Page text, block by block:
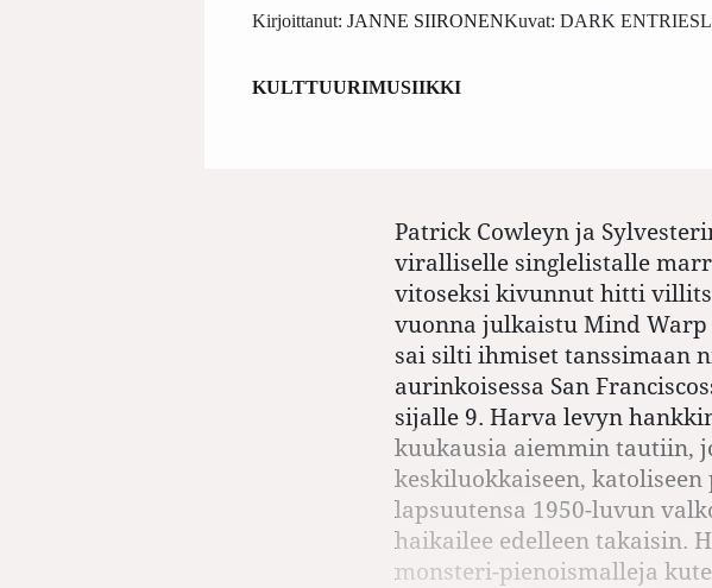
Kirjoittanut: JANNE SIIRONENKuvat: DARK ENTRIES
KULTTUURIMUSIIKKI
Patrick Cowleyn ja
viralliselle singlelistalle
vitoseksi kivunnut hitti
vuonna julkaistu Mind
sai silti ihmiset tanssimaan
aurinkoisessa San
sijalle 9. Harva levyn
kuukausia aiemmin tautiin,
keskiluokkaiseen,
lapsuutensa 1950-luvun
haikailee edelleen takaisin.
monsteri-pienoismalleja